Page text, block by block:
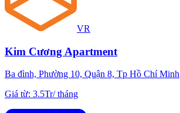
VR
Kim Cương Apartment
Ba đình, Phường 10, Quận 8, Tp Hồ Chí Minh
Giá từ: 3.5Tr/tháng